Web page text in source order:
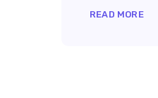
READ MORE